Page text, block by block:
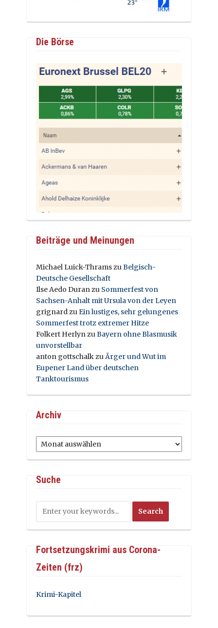
Die Börse
Beiträge und Meinungen
Michael Luick-ThramszuBelgisch-
Deutsche Gesellschaft
Ilse Aedo Duranzu Sommerfest von
Sachsen-Anhalt mit Ursula von der Leyen
grignardzuEin lustiges, sehr gelungenes
Sommerfest trotz extremer Hitze
Folkert HerlynzuBayern ohne Blasmusik
unvorstellbar
anton gottschalkzuÄrger und Wut im
Eupener Land über deutschen
Tanktourismus
Archiv
Archiv
Suche
Fortsetzungskrimi aus Corona-
Zeiten (frz)
Krimi-Kapitel